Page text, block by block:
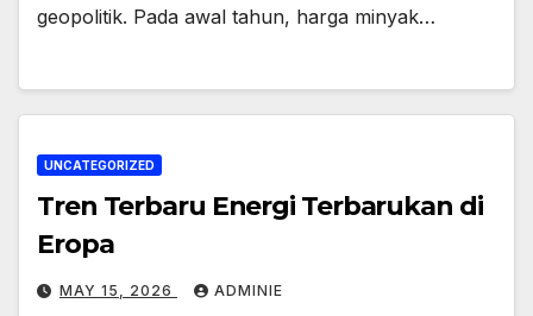
geopolitik. Pada awal tahun, harga minyak…
UNCATEGORIZED
Tren Terbaru Energi Terbarukan di
Eropa
MAY 15, 2026 ADMINIE